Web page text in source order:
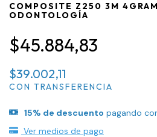
COMPOSITE Z250 3M
ODONTOLOGÍA
$45.884,83
$39.002,11
CON TRANSFERENCIA
15% de descuento pagando
Ver medios de pago